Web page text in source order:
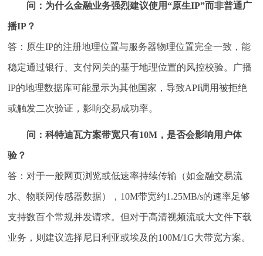
问：为什么金融业务强烈建议使用“原生IP”而非普通广
播IP？
答：原生IP的注册地理位置与服务器物理位置完全一致，能
稳定通过银行、支付网关的基于地理位置的风控校验。广播
IP的地理数据库可能显示为其他国家，导致API调用被拒绝
或触发二次验证，影响交易成功率。
问：科特迪瓦方案带宽只有10M，是否会影响用户体
验？
答：对于一般网页浏览或低速率持续传输（如金融交易流
水、物联网传感器数据），10M带宽约1.25MB/s的速率足够
支持数百个常规并发请求。但对于高清视频流或大文件下载
业务，则建议选择尼日利亚或埃及的100M/1G大带宽方案。